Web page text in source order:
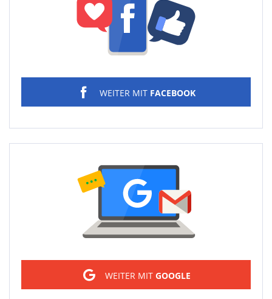
WEITER MIT FACEBOOK
WEITER MIT GOOGLE